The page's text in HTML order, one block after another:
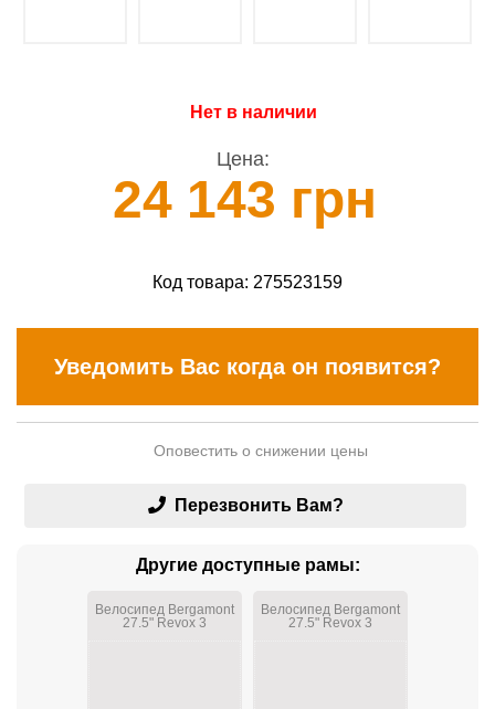
Нет в наличии
Цена:
24 143 грн
Код товара: 275523159
Уведомить Вас когда он появится?
Оповестить о снижении цены
Перезвонить Вам?
Другие доступные рамы:
Велосипед Bergamont
27.5" Revox 3
Велосипед Bergamont
27.5" Revox 3